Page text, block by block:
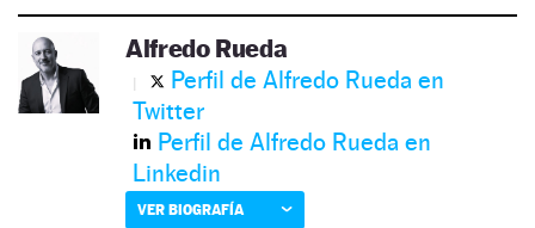
Alfredo Rueda
Perfil de Alfredo Rueda en
Twitter
Perfil de Alfredo Rueda en
Linkedin
VER BIOGRAFÍA